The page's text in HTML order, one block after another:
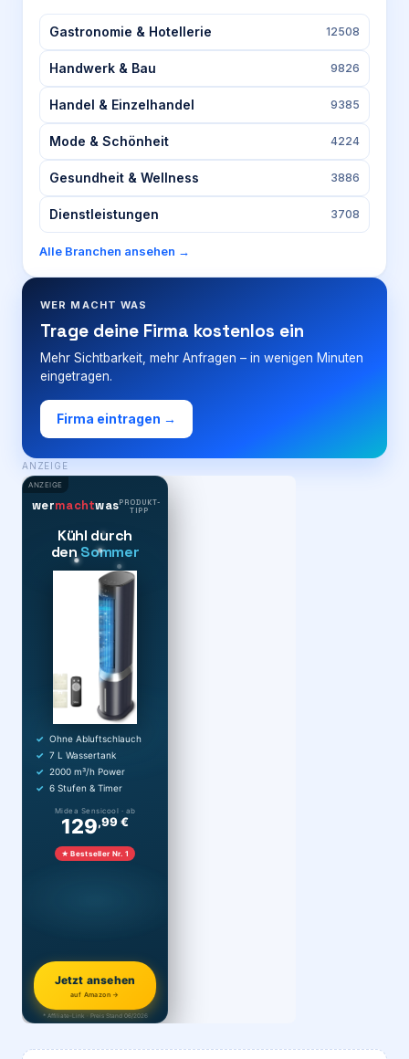
Gastronomie & Hotellerie 12508
Handwerk & Bau 9826
Handel & Einzelhandel 9385
Mode & Schönheit 4224
Gesundheit & Wellness 3886
Dienstleistungen 3708
Alle Branchen ansehen →
WER MACHT WAS
Trage deine Firma kostenlos ein
Mehr Sichtbarkeit, mehr Anfragen – in wenigen Minuten
eingetragen.
Firma eintragen →
ANZEIGE
ANZEIGE
wermachtwasPRODUKT-
TIPP
Kühl durch
denSommer
Ohne Abluftschlauch
7 L Wassertank
2000 m³/h Power
6 Stufen & Timer
Midea Sensicool · ab
129,99 €
★ Bestseller Nr. 1
Jetzt ansehen
auf Amazon →
* Affiliate-Link · Preis Stand 06/2026